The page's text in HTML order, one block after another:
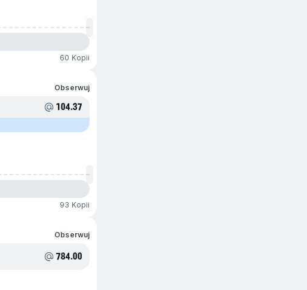
60 Kopii
Obserwuj
104.37
93 Kopii
Obserwuj
784.00